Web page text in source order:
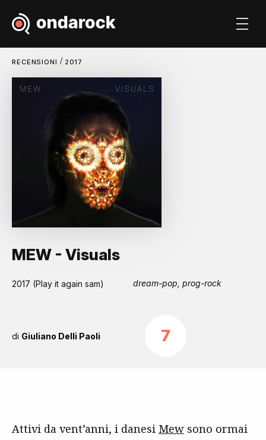
RECENSIONI / 2017
MEW - Visuals
2017 (Play it again sam) dream-pop, prog-rock
di Giuliano Delli Paoli 7
Attivi da vent’anni, i danesi Mew sono ormai